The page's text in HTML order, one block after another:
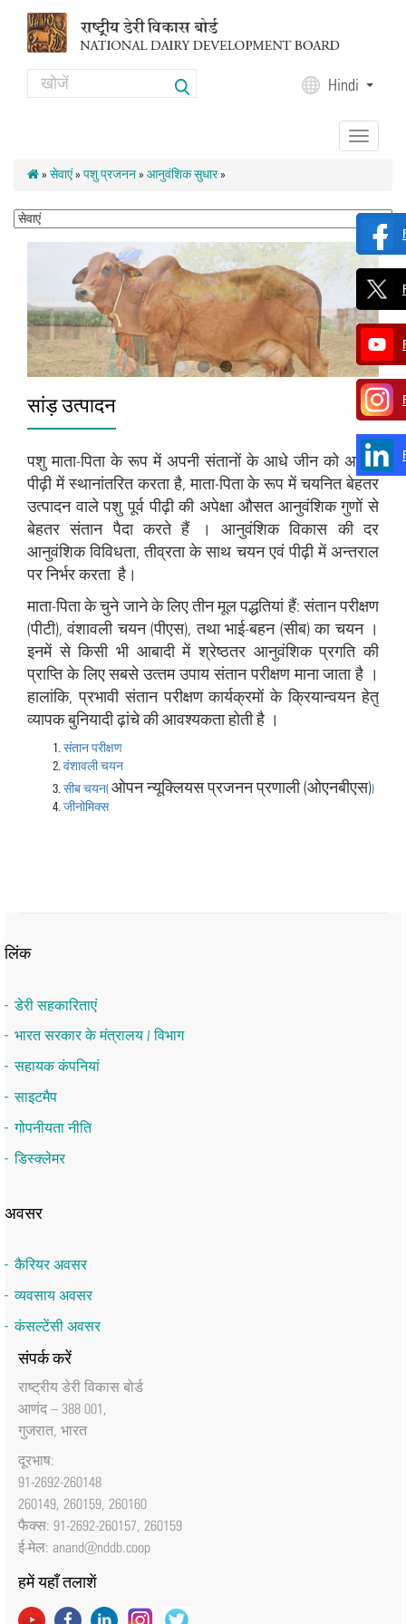
Search Hindi
Toggle
navigation
» सेवाएं» पशु प्रजनन» आनुवंशिक सुधार»
सांड़ उत्पादन
पशु माता-पिता के रूप में अपनी संतानों के आधे जीन को अगली
पीढ़ी में स्‍थानांतरित करता है, माता-पिता के रूप में चयनित बेहतर
उत्‍पादन वाले पशु पूर्व पीढ़ी की अपेक्षा औसत आनुवंशिक गुणों से
बेहतर संतान पैदा करते हैं । आनुवंशिक विकास की दर
आनुवंशिक विविधता, तीव्रता के साथ चयन एवं पीढ़ी में अन्‍तराल
पर निर्भर करता है।
माता-पिता के चुने जाने के लिए तीन मूल पद्धतियां हैं: संतान परीक्षण
(पीटी), वंशावली चयन (पीएस), तथा भाई-बहन (सीब) का चयन ।
इनमें से किसी भी आबादी में श्रेष्ठतर आनुवंशिक प्रगति की
प्राप्ति के लिए सबसे उत्‍तम उपाय संतान परीक्षण माना जाता है ।
हालांकि, प्रभावी संतान परीक्षण कार्यक्रमों के क्रियान्‍वयन हेतु
व्‍यापक बुनियादी ढ़ांचे की आवश्‍यकता होती है ।
संतान परीक्षण
वंशावली चयन
सीब चयन (ओपन न्‍यूक्लियस प्रजनन प्रणाली (ओएनबीएस))
जीनोमिक्स
लिंक
डेरी सहकारिताएं
भारत सरकार के मंत्रालय / विभाग
सहायक कंपनियां
साइटमैप
गोपनीयता नीति
डिस्क्लेमर
अवसर
कैरियर अवसर
व्यवसाय अवसर
कंसल्टेंसी अवसर
संपर्क करें
राष्‍ट्रीय डेरी विकास बोर्ड
आणंद – 388 001,
गुजरात, भारत
दूरभाष:
91-2692-260148
260149, 260159, 260160
फैक्‍स: 91-2692-260157, 260159
ई-मेल: anand@nddb.coop
हमें यहाँ तलाशें